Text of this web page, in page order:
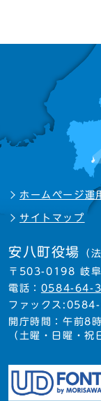
ホームページ運
サイトマップ
安八町役場 （
〒503-0198 岐阜
電話： 0584-64-
ファックス
開庁時間：午前8
（土曜・日曜・祝